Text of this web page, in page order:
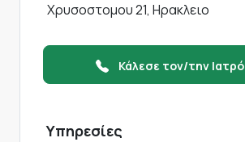
Χρυσοστομου 21, Ηρακλειο
Κάλεσε τον/την Ιατρό
Υπηρεσίες